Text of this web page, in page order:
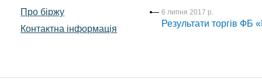
Про біржу
Контактна інформація
6 липня 2017 р.
Результати торгів ФБ